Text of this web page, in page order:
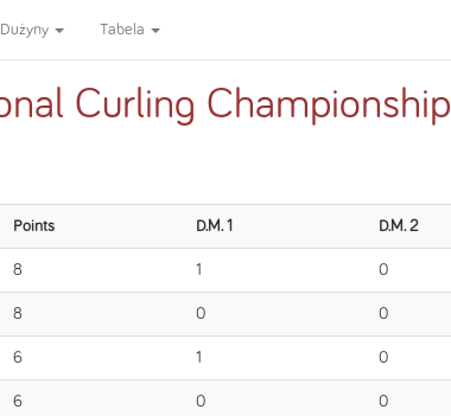
Dużyny Tabela
Curling Championship
Points D.M. 1 D.M. 2
8 1 0
8 0 0
6 1 0
6 0 0